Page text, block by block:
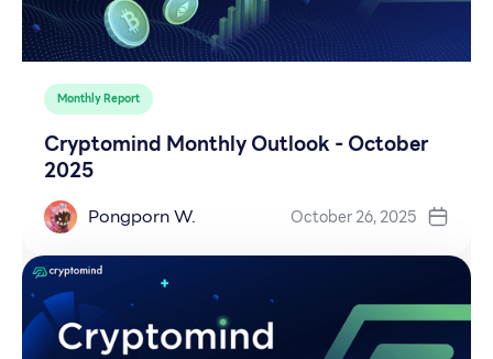
Monthly Report
Cryptomind Monthly Outlook - October
2025
Pongporn W. October 26, 2025